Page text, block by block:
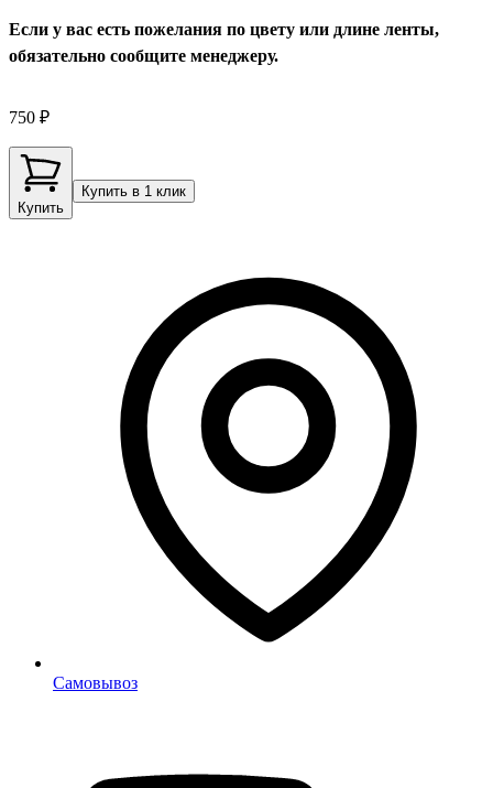
Если у вас есть пожелания по цвету или длине ленты,
обязательно сообщите менеджеру.
750 ₽
Купить
Купить в 1 клик
Самовывоз